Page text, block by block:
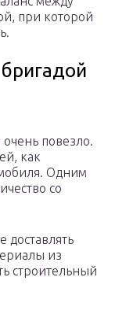
при которой
очень повезло.
как
Одним
со
доставлять
из
строительный